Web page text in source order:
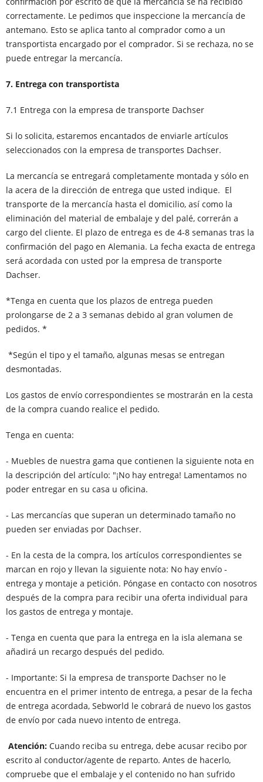
correctamente. Le pedimos que inspeccione la mercancía de
antemano. Esto se aplica tanto al comprador como a un
transportista encargado por el comprador. Si se rechaza, no se
puede entregar la mercancía.
7. Entrega con transportista
7.1 Entrega con la empresa de transporte Dachser
Si lo solicita, estaremos encantados de enviarle artículos
seleccionados con la empresa de transportes Dachser.
La mercancía se entregará completamente montada y sólo en
la acera de la dirección de entrega que usted indique. El
transporte de la mercancía hasta el domicilio, así como la
eliminación del material de embalaje y del palé, correrán a
cargo del cliente. El plazo de entrega es de 4-8 semanas tras la
confirmación del pago en Alemania. La fecha exacta de entrega
será acordada con usted por la empresa de transporte
Dachser.
*Tenga en cuenta que los plazos de entrega pueden
prolongarse de 2 a 3 semanas debido al gran volumen de
pedidos. *
*Según el tipo y el tamaño, algunas mesas se entregan
desmontadas.
Los gastos de envío correspondientes se mostrarán en la cesta
de la compra cuando realice el pedido.
Tenga en cuenta:
- Muebles de nuestra gama que contienen la siguiente nota en
la descripción del artículo: "¡No hay entrega! Lamentamos no
poder entregar en su casa u oficina.
- Las mercancías que superan un determinado tamaño no
pueden ser enviadas por Dachser.
- En la cesta de la compra, los artículos correspondientes se
marcan en rojo y llevan la siguiente nota: No hay envío -
entrega y montaje a petición. Póngase en contacto con nosotros
después de la compra para recibir una oferta individual para
los gastos de entrega y montaje.
- Tenga en cuenta que para la entrega en la isla alemana se
añadirá un recargo después del pedido.
- Importante: Si la empresa de transporte Dachser no le
encuentra en el primer intento de entrega, a pesar de la fecha
de entrega acordada, Sebworld le cobrará de nuevo los gastos
de envío por cada nuevo intento de entrega.
Atención: Cuando reciba su entrega, debe acusar recibo por
escrito al conductor/agente de reparto. Antes de hacerlo,
compruebe que el embalaje y el contenido no han sufrido